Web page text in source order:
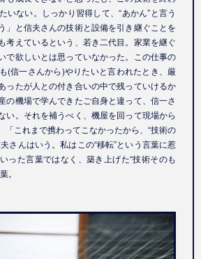
いない。しっかり習得して、“あかん”と言う
」と信夫さんの技術と設備を引き継ぐことを
考えているという、若き二代目。家業を継ぐ
で欲しいとは思っていなかった。この仕事の
(信一さんから)やりたいと言われたとき、厳
ったが人との付き合いの中で残っていけるか
の機場で学んできたご自身と違って、信一さ
い。それを補うべく、機屋を回って現場から
「これまで携わってこなかったから、“技術の
さんはいう。私はこの“移転”という言葉に惹
った言葉ではなく、築き上げた“技術そのも
。